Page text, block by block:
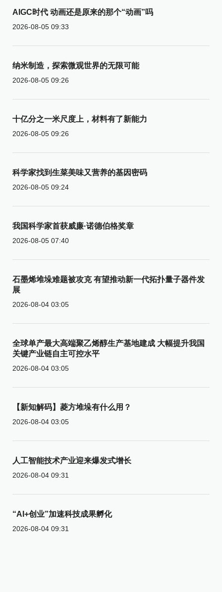
AIGC时代 动画还是原来的那个“动画”吗
2026-08-05 09:33
纳米制造，探索微观世界的无限可能
2026-08-05 09:26
十亿分之一米尺度上，材料有了新能力
2026-08-05 09:26
科学家找到生菜美味又营养的基因密码
2026-08-05 09:24
我国科学家首获威廉·诺德伯格奖章
2026-08-05 07:40
石墨烯堆垛难题被攻克 有望推动新一代拓扑量子器件发
展
2026-08-04 03:05
全球单产最大高端聚乙烯醇生产基地建成 大幅提升我国
关键产业链自主可控水平
2026-08-04 03:05
【新知解码】菱方堆垛有什么用？
2026-08-04 03:05
人工智能技术产业迎来爆发式增长
2026-08-04 09:31
“AI+创业”加速科技成果孵化
2026-08-04 09:31